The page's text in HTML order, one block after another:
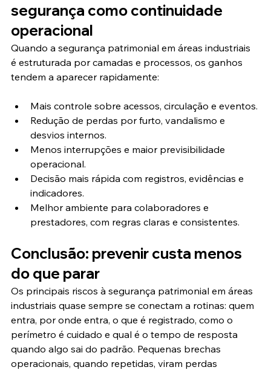
segurança como continuidade
operacional
Quando a segurança patrimonial em áreas industriais
é estruturada por camadas e processos, os ganhos
tendem a aparecer rapidamente:
Mais controle sobre acessos, circulação e eventos.
Redução de perdas por furto, vandalismo e
desvios internos.
Menos interrupções e maior previsibilidade
operacional.
Decisão mais rápida com registros, evidências e
indicadores.
Melhor ambiente para colaboradores e
prestadores, com regras claras e consistentes.
Conclusão: prevenir custa menos
do que parar
Os principais riscos à segurança patrimonial em áreas
industriais quase sempre se conectam a rotinas: quem
entra, por onde entra, o que é registrado, como o
perímetro é cuidado e qual é o tempo de resposta
quando algo sai do padrão. Pequenas brechas
operacionais, quando repetidas, viram perdas